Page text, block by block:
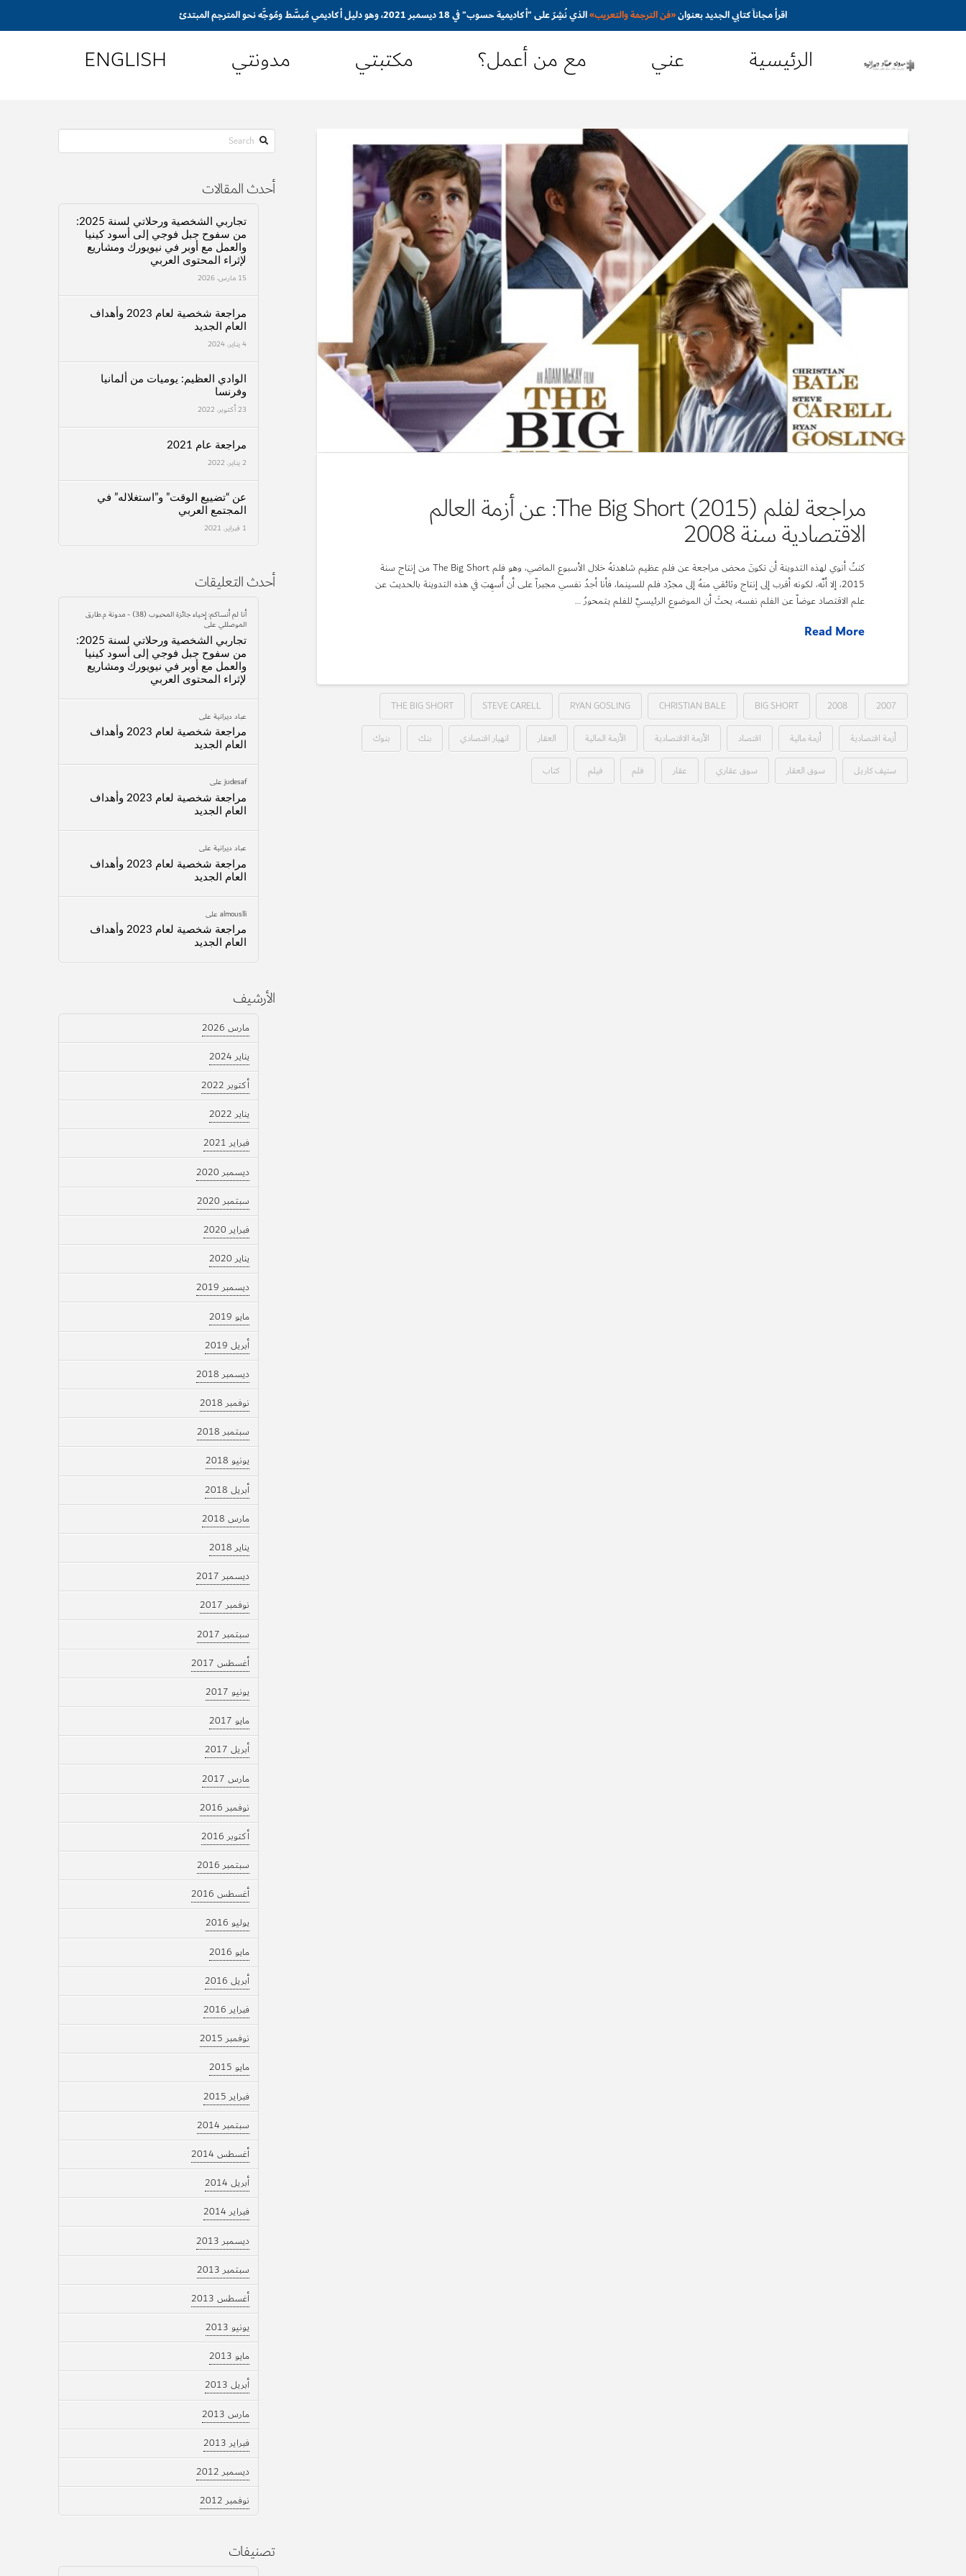
اقرأ مجاناً كتابي الجديد بعنوان«فن الترجمة والتعريب»الذي نُشِرَ على "أكاديمية حسوب" في 18 ديسمبر 2021، وهو دليل أكاديمي مُبسَّط ومُوجَّه نحو المترجم المبتدئ
الرئيسية عني مع من أعمل؟ مكتبتي مدونتي ENGLISH
مراجعة لفلم The Big Short (2015): عن أزمة العالم
الاقتصادية سنة 2008
كنتُ أنوي لهذه التدوينة أن تكونَ محض مراجعة عن فلم عظيم شاهدتهُ خلال الأسبوع الماضي، وهو فلم The Big Short من إنتاج سنة
2015، إلا أنَّه، لكونه أقرب إلى إنتاج وثائقي منهُ إلى مجرّد فلم للسينما، فأنا أجدُ نفسي مجبراً على أن أُسهِبَ في هذه التدوينة بالحديث عن
علم الاقتصاد عوضاً عن الفلم نفسه، يحثَ أن الموضوع الرئيسيَّ للفلم يتمحورُ …
Read More
2007
2008
BIG SHORT
CHRISTIAN BALE
RYAN GOSLING
STEVE CARELL
THE BIG SHORT
أزمة اقتصادية أزمة مالية اقتصاد الأزمة الاقتصادية الأزمة المالية العقار انهيار اقتصادي بنك بنوك
ستيف كاريل سوق العقار سوق عقاري عقار فلم فيلم كتاب
Search
أحدث المقالات
تجاربي الشخصية ورحلاتي لسنة 2025:
من سفوح جبل فوجي إلى أسود كينيا
والعمل مع أوبر في نيويورك ومشاريع
لإثراء المحتوى العربي
15 مارس، 2026
مراجعة شخصية لعام 2023 وأهداف
العام الجديد
4 يناير، 2024
الوادي العظيم: يوميات من ألمانيا
وفرنسا
23 أكتوبر، 2022
مراجعة عام 2021
2 يناير، 2022
عن “تضييع الوقت” و”استغلاله” في
المجتمع العربي
1 فبراير، 2021
أحدث التعليقات
أنا لم أنساكم: إحياء جائزة المحبوب (38) - مدونة م.طارق
الموصللي على
تجاربي الشخصية ورحلاتي لسنة 2025:
من سفوح جبل فوجي إلى أسود كينيا
والعمل مع أوبر في نيويورك ومشاريع
لإثراء المحتوى العربي
عباد ديرانية على
مراجعة شخصية لعام 2023 وأهداف
العام الجديد
judesaf على
مراجعة شخصية لعام 2023 وأهداف
العام الجديد
عباد ديرانية على
مراجعة شخصية لعام 2023 وأهداف
العام الجديد
almouslli على
مراجعة شخصية لعام 2023 وأهداف
العام الجديد
الأرشيف
مارس 2026
يناير 2024
أكتوبر 2022
يناير 2022
فبراير 2021
ديسمبر 2020
سبتمبر 2020
فبراير 2020
يناير 2020
ديسمبر 2019
مايو 2019
أبريل 2019
ديسمبر 2018
نوفمبر 2018
سبتمبر 2018
يونيو 2018
أبريل 2018
مارس 2018
يناير 2018
ديسمبر 2017
نوفمبر 2017
سبتمبر 2017
أغسطس 2017
يونيو 2017
مايو 2017
أبريل 2017
مارس 2017
نوفمبر 2016
أكتوبر 2016
سبتمبر 2016
أغسطس 2016
يوليو 2016
مايو 2016
أبريل 2016
فبراير 2016
نوفمبر 2015
مايو 2015
فبراير 2015
سبتمبر 2014
أغسطس 2014
أبريل 2014
فبراير 2014
ديسمبر 2013
سبتمبر 2013
أغسطس 2013
يونيو 2013
مايو 2013
أبريل 2013
مارس 2013
فبراير 2013
ديسمبر 2012
نوفمبر 2012
تصنيفات